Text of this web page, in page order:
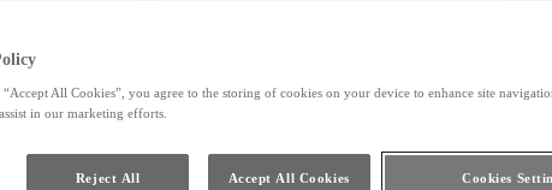
paliva
All Cookies”, you agree to the storing of cookies on your device to enhance site
in our marketing efforts.
Cookies
Reject All Accept All Cookies